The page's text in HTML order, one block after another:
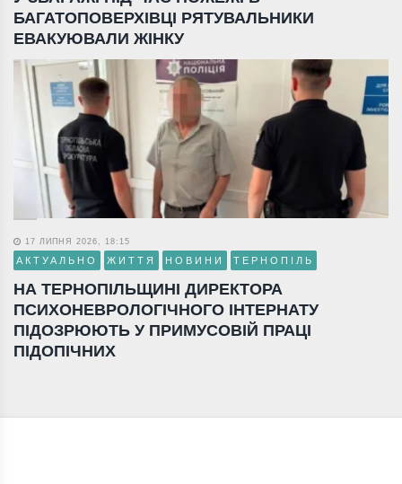
БАГАТОПОВЕРХІВЦІ РЯТУВАЛЬНИКИ
ЕВАКУЮВАЛИ ЖІНКУ
17 ЛИПНЯ 2026, 18:15
АКТУАЛЬНО ЖИТТЯ НОВИНИ ТЕРНОПІЛЬ
НА ТЕРНОПІЛЬЩИНІ ДИРЕКТОРА
ПСИХОНЕВРОЛОГІЧНОГО ІНТЕРНАТУ
ПІДОЗРЮЮТЬ У ПРИМУСОВІЙ ПРАЦІ
ПІДОПІЧНИХ